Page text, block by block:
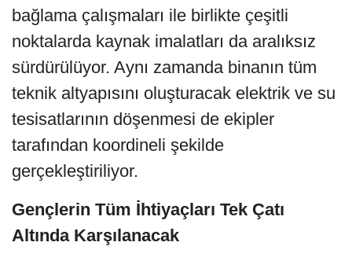
bağlama çalışmaları ile birlikte çeşitli
noktalarda kaynak imalatları da aralıksız
sürdürülüyor. Aynı zamanda binanın tüm
teknik altyapısını oluşturacak elektrik ve su
tesisatlarının döşenmesi de ekipler
tarafından koordineli şekilde
gerçekleştiriliyor.
Gençlerin Tüm İhtiyaçları Tek Çatı
Altında Karşılanacak